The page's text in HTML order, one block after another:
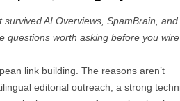
AI Overviews, SpamBrain,
questions worth asking before you wire
link building. The reasons aren’t
editorial outreach, a strong